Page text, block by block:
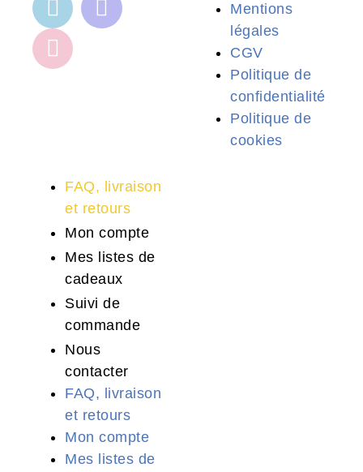
FAQ, livraison
et retours
Mon compte
Mes listes de
cadeaux
Suivi de
commande
Nous
contacter
FAQ, livraison
et retours
Mon compte
Mes listes de
Mentions
légales
CGV
Politique de
confidentialité
Politique de
cookies